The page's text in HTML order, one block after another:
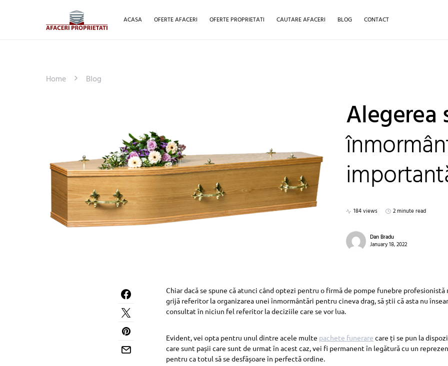
ACASA OFERTE AFACERI OFERTE PROPRIETATI CAUTARE AFACERI BLOG CONTACT
Home Blog
Alegerea
184 views 2 minute read
Dan Bradu
January 18, 2022
Chiar dacă se spune că atunci când optezi pentru o firmă de pompe funebre profesionistă
grijă referitor la organizarea unei înmormântări pentru cineva drag, să știi că asta nu
consultat în niciun fel referitor la deciziile care se vor lua.
Evident, vei opta pentru unul dintre acele multe pachete funerare care ți se pun la
care sunt pașii care sunt de urmat în acest caz, vei fi permanent în legătură cu un
pentru ca totul să se desfășoare în perfectă ordine.